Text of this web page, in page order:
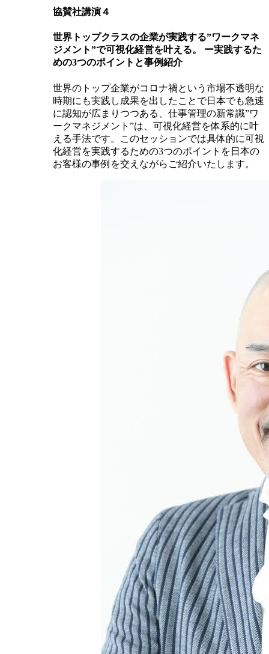
協賛社講演４
世界トップクラスの企業が実践する”ワークマネ
ジメント”で可視化経営を叶える。 ー実践するた
めの3つのポイントと事例紹介
世界のトップ企業がコロナ禍という市場不透明な
時期にも実践し成果を出したことで日本でも急速
に認知が広まりつつある、仕事管理の新常識”ワ
ークマネジメント”は、可視化経営を体系的に叶
える手法です。このセッションでは具体的に可視
化経営を実践するための3つのポイントを日本の
お客様の事例を交えながらご紹介いたします。